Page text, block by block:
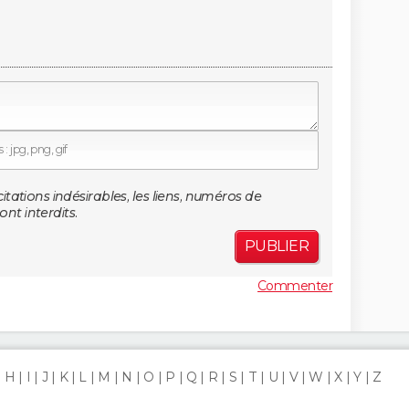
: jpg, png, gif
indésirables, les liens, numéros de
interdits.
PUBLIER
Commenter
H I J K L M N O P Q R S T U V W X Y Z